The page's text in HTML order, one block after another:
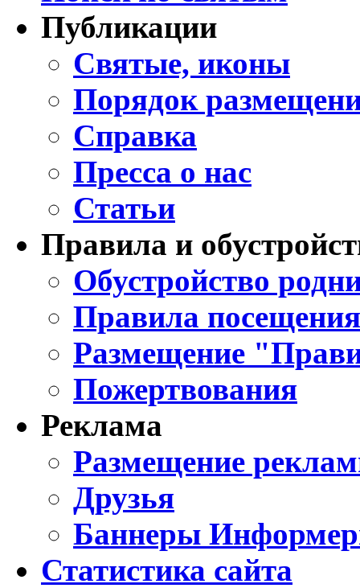
Публикации
Святые, иконы
Порядок
Справка
Пресса о нас
Статьи
Правила и
Обустройство
Правила
Размещение
Пожертвования
Реклама
Размещение
Друзья
Баннеры
Статистика сайта